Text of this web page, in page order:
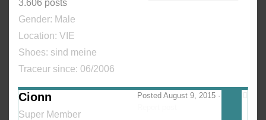
3.606 posts
Gender: Male
Location: VIE
Shoes: sind meine
Traceur since: 06/2006
Cionn
Super Member
Posted August 9, 2015 ·